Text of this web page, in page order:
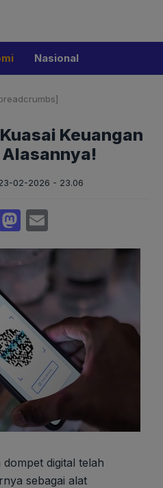
Nasional
Keuangan
Alasannya!
02-2026 - 23.06
Mastodon
dompet digital telah
sebagai alat